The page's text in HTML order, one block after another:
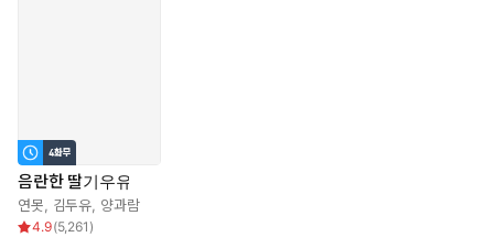
음란한 딸기우유
연못 김두유 양과람
4.9(5,261 )